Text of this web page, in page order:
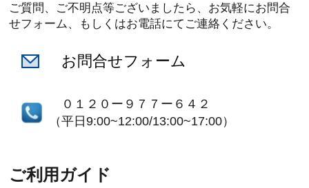
ご質問、ご不明点等ございましたら、お気軽にお問合
せフォーム、もしくはお電話にてご連絡ください。
お問合せフォーム
０１２０ー９７７ー６４２
（平日9:00~12:00/13:00~17:00）
ご利用ガイド